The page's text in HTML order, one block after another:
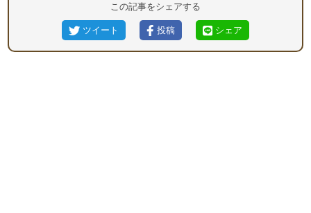
この記事をシェアする
ツイート 投稿 シェア